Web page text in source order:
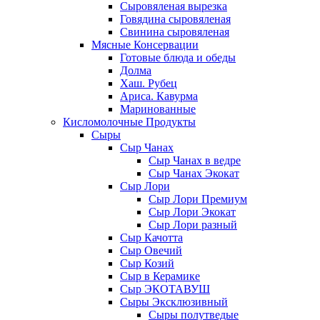
Сыровяленая вырезка
Говядина сыровяленая
Свинина сыровяленая
Мясные Консервации
Готовые блюда и обеды
Долма
Хаш. Рубец
Ариса. Кавурма
Маринованные
Кисломолочные Продукты
Сыры
Сыр Чанах
Сыр Чанах в ведре
Сыр Чанах Экокат
Сыр Лори
Сыр Лори Премиум
Сыр Лори Экокат
Сыр Лори разный
Сыр Качотта
Сыр Овечий
Сыр Козий
Сыр в Керамике
Сыр ЭКОТАВУШ
Сыры Эксклюзивный
Сыры полутведые